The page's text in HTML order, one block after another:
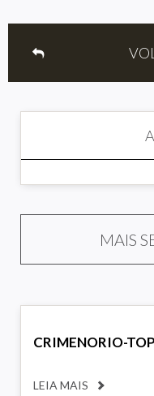
MAIS
CRIMENORIO-
LEIA MAIS